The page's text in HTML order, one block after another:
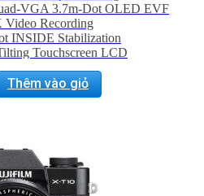
VGA 3.7m-Dot OLED EVF
Recording
INSIDE Stabilization
Touchscreen LCD
Dual SD Slots
PC Sync Terminals
Thêm vào giỏ